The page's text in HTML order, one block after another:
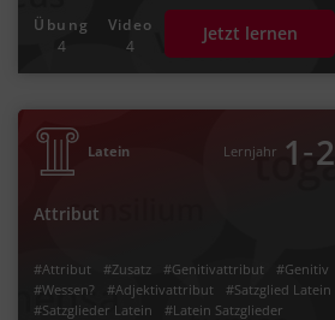
#Auf welche Art und Weise?
#Satzglied Latein
#Satzglieder Latein
Übung
4
Video
4
Jetzt lernen
Latein Lernjahr 1‐2
Attribut
#Attribut #Zusatz #Genitivattribut
#Genitiv
#Wessen?
#Adjektivattribut
#Satzglied Latein
#Satzglieder Latein
#Latein Satzglieder